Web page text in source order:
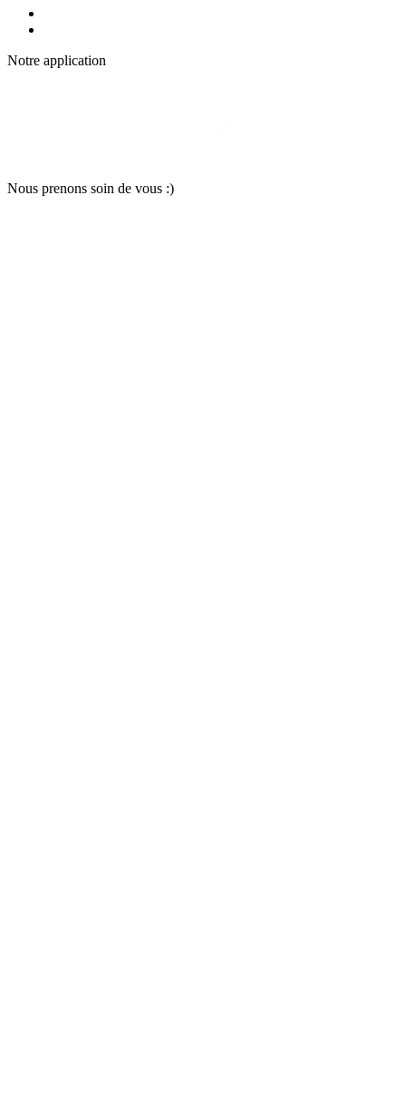
Notre application
Nous prenons soin de vous :)